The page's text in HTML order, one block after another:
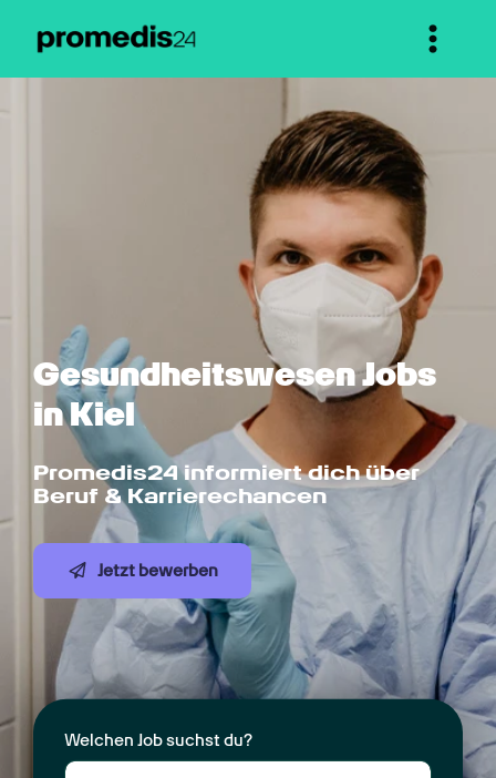
Gesundheits­wesen Jobs
in Kiel
Promedis24 informiert dich über
Beruf & Karrierechancen
Jetzt bewerben
Welchen Job suchst du?